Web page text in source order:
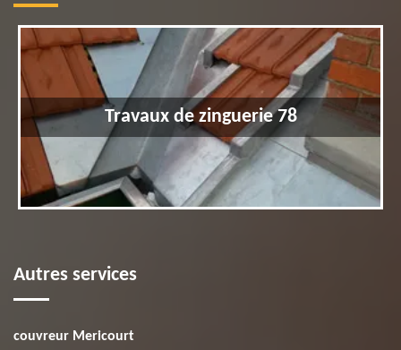
Travaux de zinguerie 78
Autres services
couvreur Mericourt